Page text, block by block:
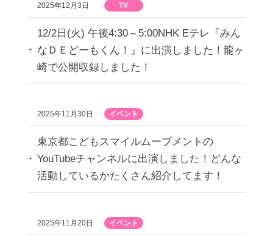
2025年12月3日 TV
12/2日(火) 午後4:30～5:00NHK Eテレ『みん
なＤＥどーもくん！』に出演しました！龍ヶ
崎で公開収録しました！
2025年11月30日 イベント
東京都こどもスマイルムーブメントの
YouTubeチャンネルに出演しました！どんな
活動しているかたくさん紹介してます！
2025年11月20日 イベント